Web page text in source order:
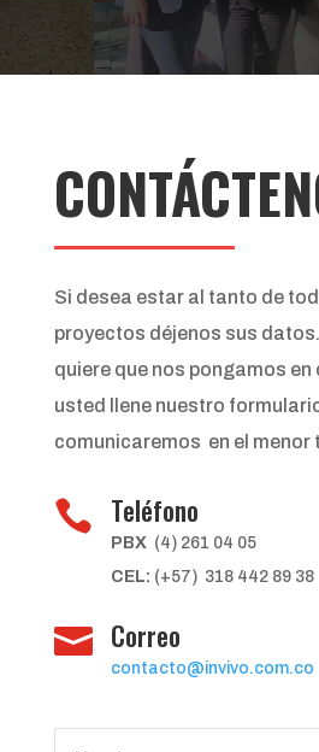
Si desea estar al tanto de
proyectos déjenos sus
quiere que nos pongamos
usted llene nuestro
comunicaremos en el menor
 Teléfono
PBX (4) 261 04 05
CEL: (+57) 318 442 89 38
 Correo
contacto@invivo.com.co